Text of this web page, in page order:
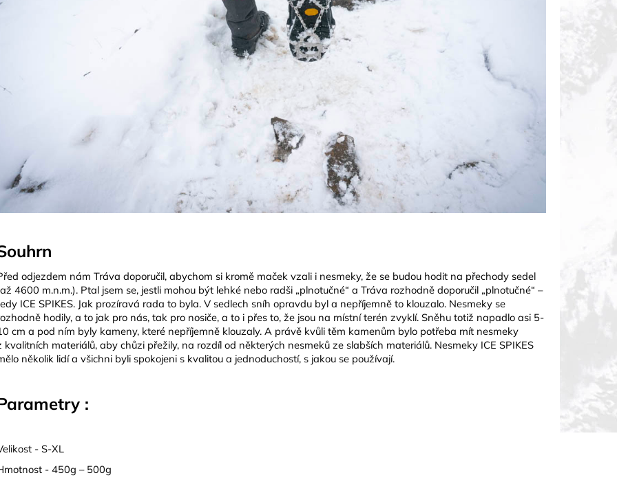
odjezdem nám Tráva doporučil, abychom si kromě maček vzali i nesmeky, že se budou hodit na přechody sedel
4600 m.n.m.). Ptal jsem se, jestli mohou být lehké nebo radši „plnotučné“ a Tráva rozhodně doporučil „plnotučné“ –
ICE SPIKES. Jak prozíravá rada to byla. V sedlech sníh opravdu byl a nepříjemně to klouzalo. Nesmeky se
hodily, a to jak pro nás, tak pro nosiče, a to i přes to, že jsou na místní terén zvyklí. Sněhu totiž napadlo asi 5-
cm a pod ním byly kameny, které nepříjemně klouzaly. A právě kvůli těm kamenům bylo potřeba mít nesmeky
kvalitních materiálů, aby chůzi přežily, na rozdíl od některých nesmeků ze slabších materiálů. Nesmeky ICE SPIKES
několik lidí a všichni byli spokojeni s kvalitou a jednoduchostí, s jakou se používají.
:
- S-XL
- 450g – 500g